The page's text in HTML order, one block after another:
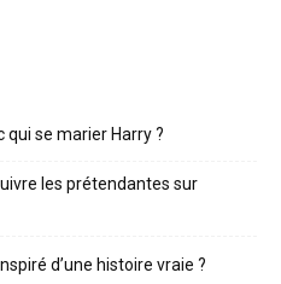
qui se marier Harry ?
les prétendantes sur
d’une histoire vraie ?